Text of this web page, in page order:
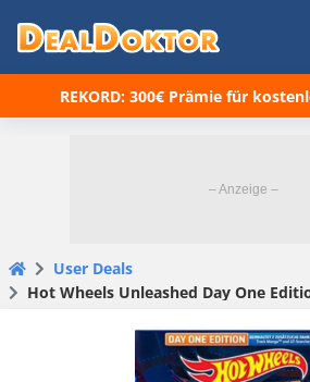
REKORD: 300€ Prämie für
User Deals
Hot Wheels Unleashed Day One Edition